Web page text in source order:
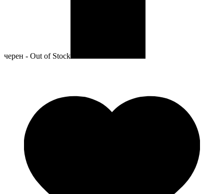
черен - Out of Stock